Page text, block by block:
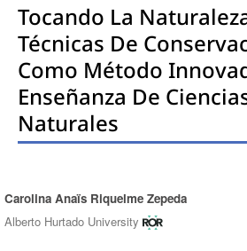
Tocando La
Técnicas De
Como Método
Enseñanza De
Naturales
Authors
Carolina Anaïs Riquelme Zepeda
Alberto Hurtado University